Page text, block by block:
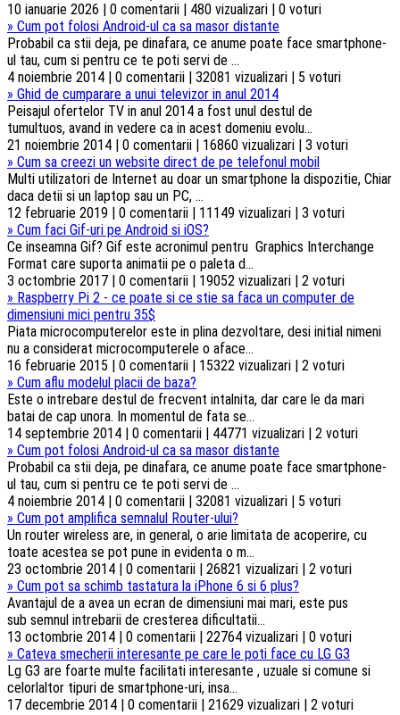
10 ianuarie 2026 | 0 comentarii | 480 vizualizari | 0 voturi
» Cum pot folosi Android-ul ca sa masor distante
Probabil ca stii deja, pe dinafara, ce anume poate face smartphone-
ul tau, cum si pentru ce te poti servi de ...
4 noiembrie 2014 | 0 comentarii | 32081 vizualizari | 5 voturi
» Ghid de cumparare a unui televizor in anul 2014
Peisajul ofertelor TV in anul 2014 a fost unul destul de
tumultuos, avand in vedere ca in acest domeniu evolu...
21 noiembrie 2014 | 0 comentarii | 16860 vizualizari | 3 voturi
» Cum sa creezi un website direct de pe telefonul mobil
Multi utilizatori de Internet au doar un smartphone la dispozitie, Chiar
daca detii si un laptop sau un PC, ...
12 februarie 2019 | 0 comentarii | 11149 vizualizari | 3 voturi
» Cum faci Gif-uri pe Android si iOS?
Ce inseamna Gif? Gif este acronimul pentru Graphics Interchange
Format care suporta animatii pe o paleta d...
3 octombrie 2017 | 0 comentarii | 19052 vizualizari | 2 voturi
» Raspberry Pi 2 - ce poate si ce stie sa faca un computer de
dimensiuni mici pentru 35$
Piata microcomputerelor este in plina dezvoltare, desi initial nimeni
nu a considerat microcomputerele o aface...
16 februarie 2015 | 0 comentarii | 15322 vizualizari | 2 voturi
» Cum aflu modelul placii de baza?
Este o intrebare destul de frecvent intalnita, dar care le da mari
batai de cap unora. In momentul de fata se...
14 septembrie 2014 | 0 comentarii | 44771 vizualizari | 2 voturi
» Cum pot folosi Android-ul ca sa masor distante
Probabil ca stii deja, pe dinafara, ce anume poate face smartphone-
ul tau, cum si pentru ce te poti servi de ...
4 noiembrie 2014 | 0 comentarii | 32081 vizualizari | 5 voturi
» Cum pot amplifica semnalul Router-ului?
Un router wireless are, in general, o arie limitata de acoperire, cu
toate acestea se pot pune in evidenta o m...
23 octombrie 2014 | 0 comentarii | 26821 vizualizari | 2 voturi
» Cum pot sa schimb tastatura la iPhone 6 si 6 plus?
Avantajul de a avea un ecran de dimensiuni mai mari, este pus
sub semnul intrebarii de cresterea dificultatii...
13 octombrie 2014 | 0 comentarii | 22764 vizualizari | 0 voturi
» Cateva smecherii interesante pe care le poti face cu LG G3
Lg G3 are foarte multe facilitati interesante , uzuale si comune si
celorlaltor tipuri de smartphone-uri, insa...
17 decembrie 2014 | 0 comentarii | 21629 vizualizari | 2 voturi